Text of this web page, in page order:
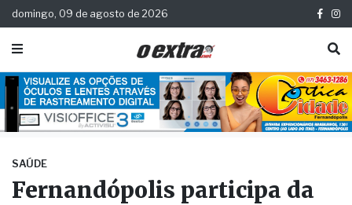
domingo, 09 de agosto de 2026